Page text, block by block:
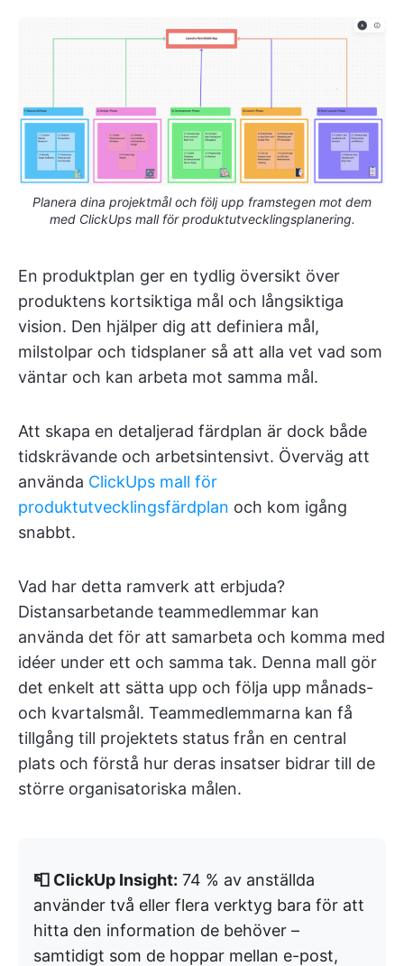
Planera dina projektmål och följ upp framstegen mot dem
med ClickUps mall för produktutvecklingsplanering.
En produktplan ger en tydlig översikt över
produktens kortsiktiga mål och långsiktiga
vision. Den hjälper dig att definiera mål,
milstolpar och tidsplaner så att alla vet vad som
väntar och kan arbeta mot samma mål.
Att skapa en detaljerad färdplan är dock både
tidskrävande och arbetsintensivt. Överväg att
använda ClickUps mall för
produktutvecklingsfärdplan och kom igång
snabbt.
Vad har detta ramverk att erbjuda?
Distansarbetande teammedlemmar kan
använda det för att samarbeta och komma med
idéer under ett och samma tak. Denna mall gör
det enkelt att sätta upp och följa upp månads-
och kvartalsmål. Teammedlemmarna kan få
tillgång till projektets status från en central
plats och förstå hur deras insatser bidrar till de
större organisatoriska målen.
📮 ClickUp Insight: 74 % av anställda
använder två eller flera verktyg bara för att
hitta den information de behöver –
samtidigt som de hoppar mellan e-post,